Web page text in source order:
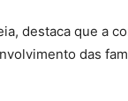
destaca que a
das